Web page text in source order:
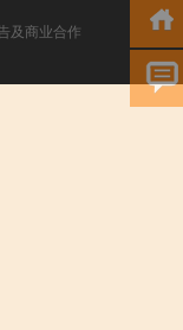
及商业合作